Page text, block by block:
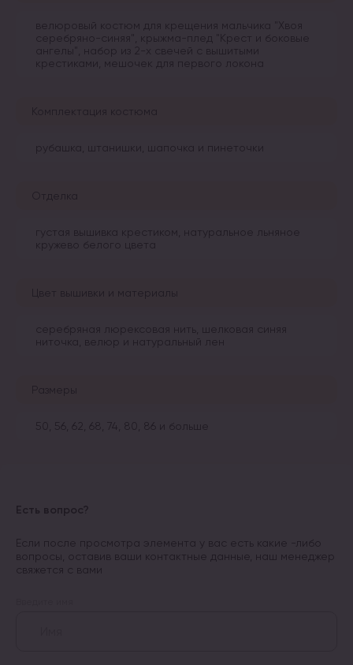
велюровый костюм для крещения мальчика "Хвоя
серебряно-синяя", крыжма-плед "Крест и боковые
ангелы", набор из 2-х свечей с вышитыми
крестиками, мешочек для первого локона
Комплектация костюма
рубашка, штанишки, шапочка и пинеточки
Отделка
густая вышивка крестиком, натуральное льняное
кружево белого цвета
Цвет вышивки и материалы
серебряная люрексовая нить, шелковая синяя
ниточка, велюр и натуральный лен
Размеры
50, 56, 62, 68, 74, 80, 86 и больше
Есть вопрос?
Если после просмотра элемента у вас есть какие -либо
вопросы, оставив ваши контактные данные, наш менеджер
свяжется с вами